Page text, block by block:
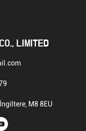
LIMITED
M8 8EU